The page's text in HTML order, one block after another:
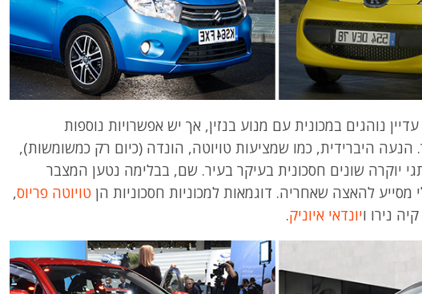
נוהגים במכונית עם מנוע בנזין, אך יש אפשרויות נוספות
הנעה היברידית, כמו שמציעות טויוטה, הונדה (כיום רק כמשומשות),
יוקרה שונים חסכונית בעיקר בעיר. שם, בבלימה נטען המצבר
להאצה שאחריה. דוגמאות למכוניות חסכוניות הן טויוטה פריוס,
נירו ויונדאי איוניק.